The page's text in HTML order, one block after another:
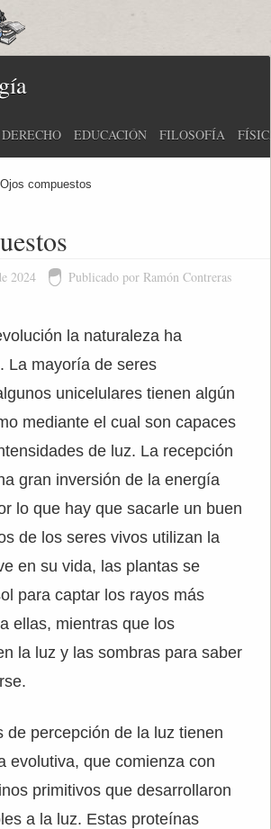
DERECHO EDUCACIÓN FILOSOFÍA
Ojos compuestos
2024 Publicado por Ramón Contreras
la naturaleza ha
La mayoría de seres
unicelulares tienen algún
mediante el cual son capaces
de luz. La recepción
gran inversión de la energía
lo que hay que sacarle un buen
de los seres vivos utilizan la
en su vida, las plantas se
para captar los rayos más
ellas, mientras que los
la luz y las sombras para saber
de percepción de la luz tienen
evolutiva, que comienza con
primitivos que desarrollaron
a la luz. Estas proteínas